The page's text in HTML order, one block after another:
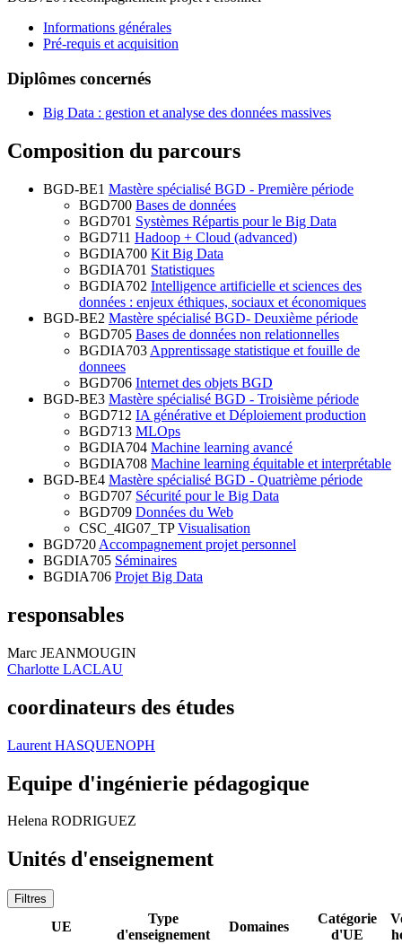
Informations générales
Pré-requis et acquisition
Diplômes concernés
Big Data : gestion et analyse des données massives
Composition du parcours
BGD-BE1 Mastère spécialisé BGD - Première période
BGD700 Bases de données
BGD701 Systèmes Répartis pour le Big Data
BGD711 Hadoop + Cloud (advanced)
BGDIA700 Kit Big Data
BGDIA701 Statistiques
BGDIA702 Intelligence artificielle et sciences des
données : enjeux éthiques, sociaux et économiques
BGD-BE2 Mastère spécialisé BGD- Deuxième période
BGD705 Bases de données non relationnelles
BGDIA703 Apprentissage statistique et fouille de
donnees
BGD706 Internet des objets BGD
BGD-BE3 Mastère spécialisé BGD - Troisième période
BGD712 IA générative et Déploiement production
BGD713 MLOps
BGDIA704 Machine learning avancé
BGDIA708 Machine learning équitable et interprétable
BGD-BE4 Mastère spécialisé BGD - Quatrième période
BGD707 Sécurité pour le Big Data
BGD709 Données du Web
CSC_4IG07_TP Visualisation
BGD720 Accompagnement projet personnel
BGDIA705 Séminaires
BGDIA706 Projet Big Data
responsables
Marc JEANMOUGIN
Charlotte LACLAU
coordinateurs des études
Laurent HASQUENOPH
Equipe d'ingénierie pédagogique
Helena RODRIGUEZ
Unités d'enseignement
Filtres
UE
Type
d'enseignement
Domaines
Catégorie
d'UE